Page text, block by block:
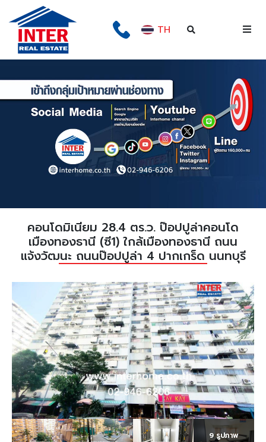
TH
คอนโดมิเนียม 28.4 ตร.ว. ป๊อปปูล่าคอนโด
เมืองทองธานี (ซี1) ใกล้เมืองทองธานี ถนน
แจ้งวัฒนะ ถนนป๊อปปูล่า 4 ปากเกร็ด นนทบุรี
9 รูปภาพ